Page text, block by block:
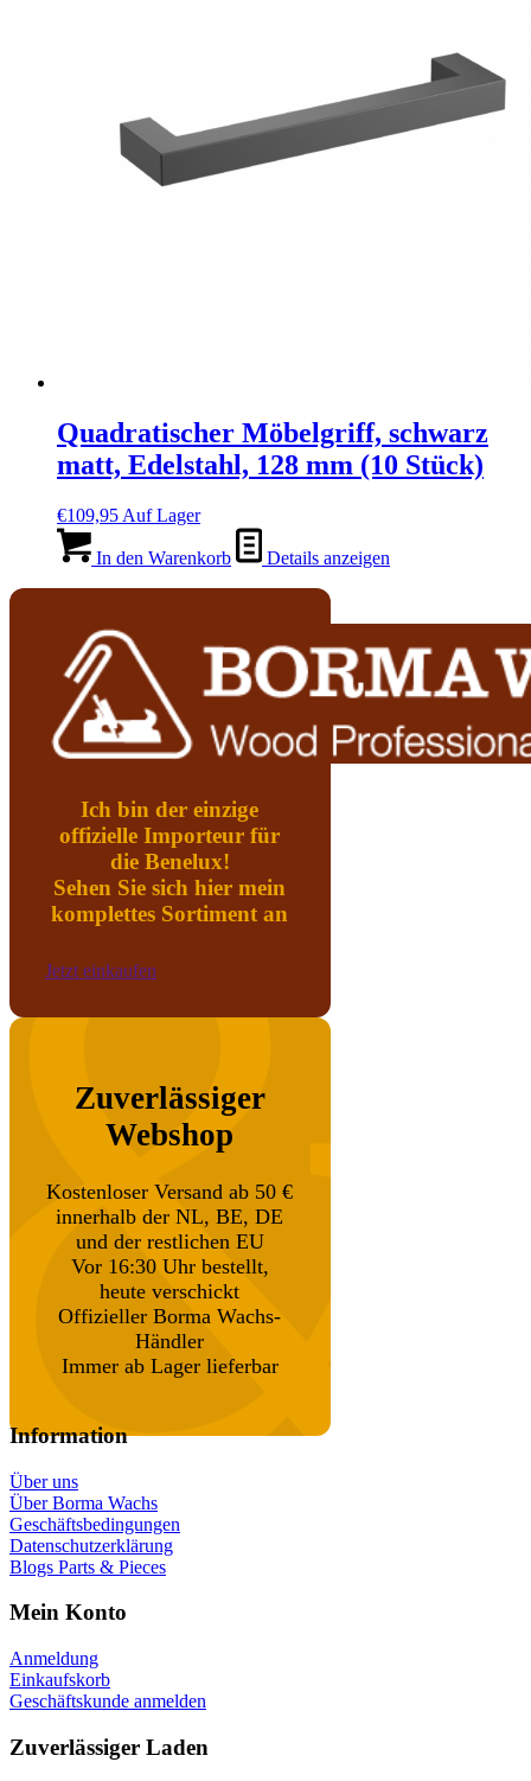
Quadratischer Möbelgriff, schwarz
matt, Edelstahl, 128 mm (10 Stück)
€109,95 Auf Lager
In den Warenkorb Details anzeigen
Ich bin der einzige
offizielle Importeur für
die Benelux!
Sehen Sie sich hier mein
komplettes Sortiment an
Jetzt einkaufen
Zuverlässiger
Webshop
Kostenloser Versand ab 50 €
innerhalb der NL, BE, DE
und der restlichen EU
Vor 16:30 Uhr bestellt,
heute verschickt
Offizieller Borma Wachs-
Händler
Immer ab Lager lieferbar
Information
Über uns
Über Borma Wachs
Geschäftsbedingungen
Datenschutzerklärung
Blogs Parts & Pieces
Mein Konto
Anmeldung
Einkaufskorb
Geschäftskunde anmelden
Zuverlässiger Laden